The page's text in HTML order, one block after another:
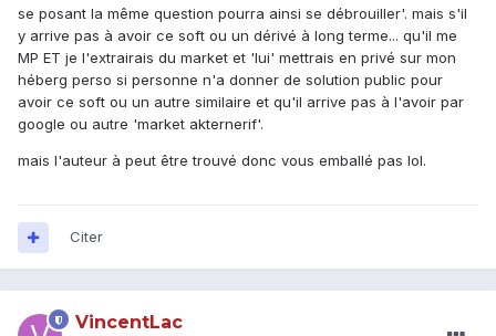
se posant la même question pourra ainsi se débrouiller'. mais s'il
y arrive pas à avoir ce soft ou un dérivé à long terme... qu'il me
MP ET je l'extrairais du market et 'lui' mettrais en privé sur mon
héberg perso si personne n'a donner de solution public pour
avoir ce soft ou un autre similaire et qu'il arrive pas à l'avoir par
google ou autre 'market akternerif'.
mais l'auteur à peut être trouvé donc vous emballé pas lol.
Citer
VincentLac